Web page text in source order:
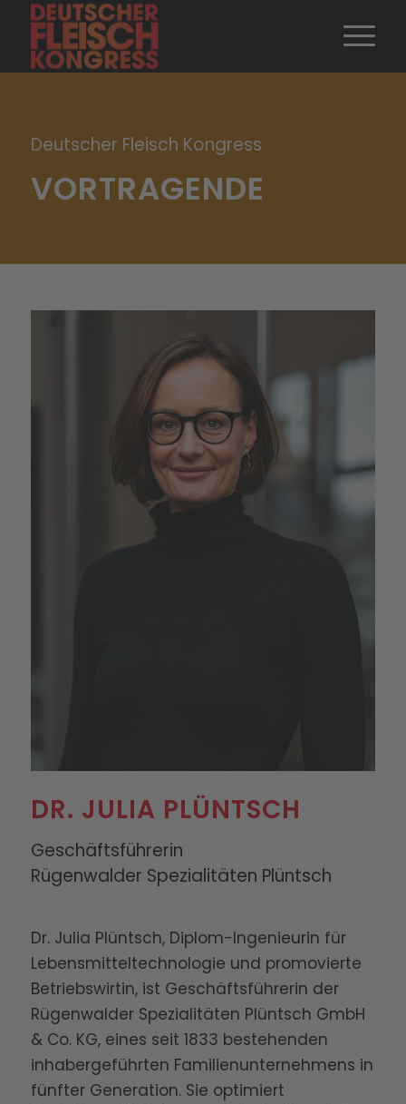
Deutscher Fleisch Kongress
VORTRAGENDE
DR. JULIA PLÜNTSCH
Geschäftsführerin
Rügenwalder Spezialitäten Plüntsch
Dr. Julia Plüntsch, Diplom-Ingenieurin für
Lebensmitteltechnologie und promovierte
Betriebswirtin, ist Geschäftsführerin der
Rügenwalder Spezialitäten Plüntsch GmbH
& Co. KG, eines seit 1833 bestehenden
inhabergeführten Familienunternehmens in
fünfter Generation. Sie optimiert